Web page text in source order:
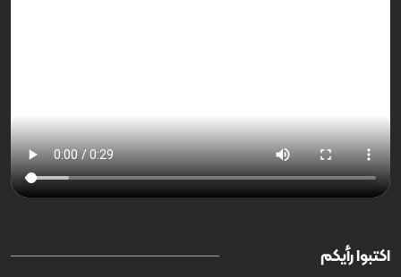
اكتبوا رأيكم